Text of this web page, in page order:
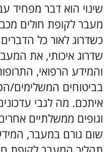
שינוי הוא דבר מפחיד
מעבר לקופת חולים
כשדרוג לאור כל
שדרוג איכותי, את
והמידע הרפואי,
בביטוחים המשלימים/
איתכם. מה לגבי
וגופים ממשלתיים
שום גורם במעבר,